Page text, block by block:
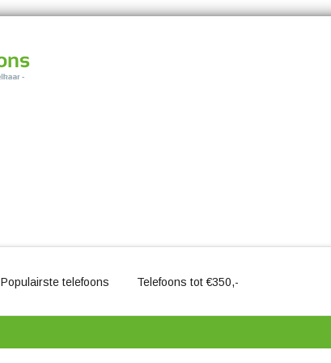
Populairste telefoons Telefoons tot €350,-